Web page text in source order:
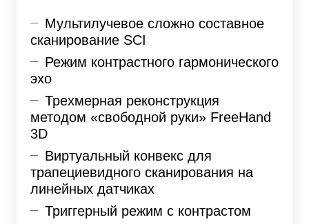
Мультилучевое сложно составное
сканирование SCI
Режим контрастного гармонического
эхо
Трехмерная реконструкция
методом «свободной руки» FreeHand
3D
Виртуальный конвекс для
трапециевидного сканирования на
линейных датчиках
Триггерный режим с контрастом